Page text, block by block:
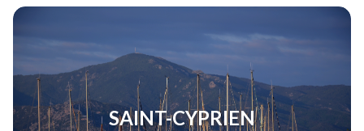
SAINT-CYPRIEN